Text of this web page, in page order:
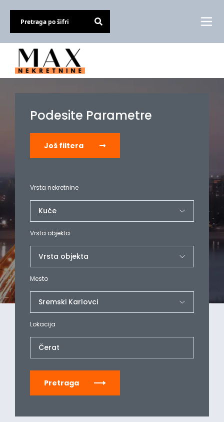
Podesite Parametre
Još filtera
Vrsta nekretnine
Vrsta objekta
Mesto
Lokacija
Čerat
Pretraga